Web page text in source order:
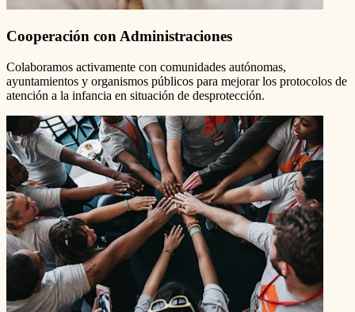
Cooperación con Administraciones
Colaboramos activamente con comunidades autónomas,
ayuntamientos y organismos públicos para mejorar los protocolos de
atención a la infancia en situación de desprotección.